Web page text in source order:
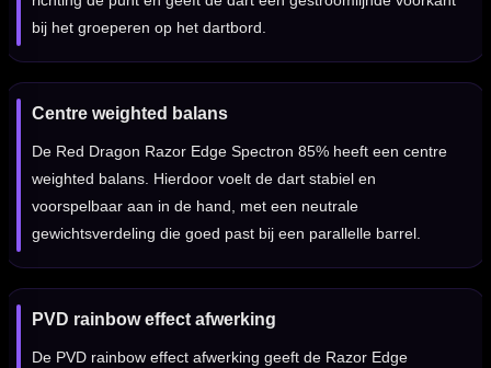
bij het groeperen op het dartbord.
Centre weighted balans
De Red Dragon Razor Edge Spectron 85% heeft een centre
weighted balans. Hierdoor voelt de dart stabiel en
voorspelbaar aan in de hand, met een neutrale
gewichtsverdeling die goed past bij een parallelle barrel.
PVD rainbow effect afwerking
De PVD rainbow effect afwerking geeft de Razor Edge